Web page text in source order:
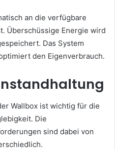
an die verfügbare
Überschüssige Energie wird
Das System
den Eigenverbrauch.
Wallbox ist wichtig für die
Die
sind dabei von